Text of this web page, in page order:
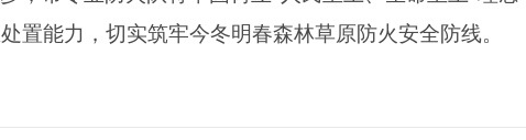
置能力，切实筑牢今冬明春森林草原防火安全防线。